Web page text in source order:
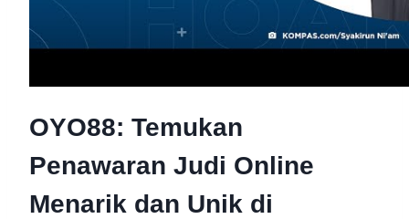
OYO88: Temukan
Penawaran Judi Online
Menarik dan Unik di